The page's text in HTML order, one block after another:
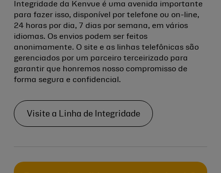
Integridade da Kenvue é uma avenida importante
para fazer isso, disponível por telefone ou on-line,
24 horas por dia, 7 dias por semana, em vários
idiomas. Os envios podem ser feitos
anonimamente. O site e as linhas telefônicas são
gerenciados por um parceiro terceirizado para
garantir que honremos nosso compromisso de
forma segura e confidencial.
Visite a Linha de Integridade